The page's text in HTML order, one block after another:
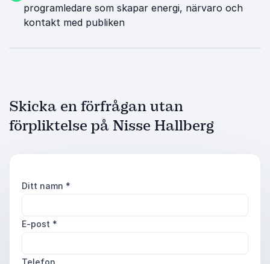
programledare som skapar energi, närvaro och
kontakt med publiken
Skicka en förfrågan utan
förpliktelse på Nisse Hallberg
Ditt namn *
E-post *
Telefon